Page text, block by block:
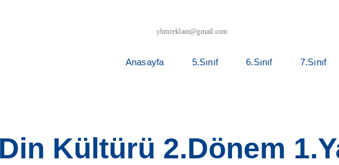
yhmreklam@gmail.com
Anasayfa 5.Sınıf 6.Sınıf 7.Sınıf
Din Kültürü 2.Dönem